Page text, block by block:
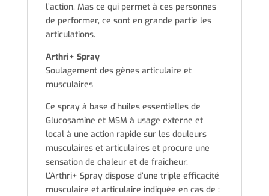
l’action. Mas ce qui permet à ces personnes
de performer, ce sont en grande partie les
articulations.
Arthri+ Spray
Soulagement des gènes articulaire et
musculaires
Ce spray à base d’huiles essentielles de
Glucosamine et MSM à usage externe et
local à une action rapide sur les douleurs
musculaires et articulaires et procure une
sensation de chaleur et de fraîcheur.
L’Arthri+ Spray dispose d’une triple efficacité
musculaire et articulaire indiquée en cas de :